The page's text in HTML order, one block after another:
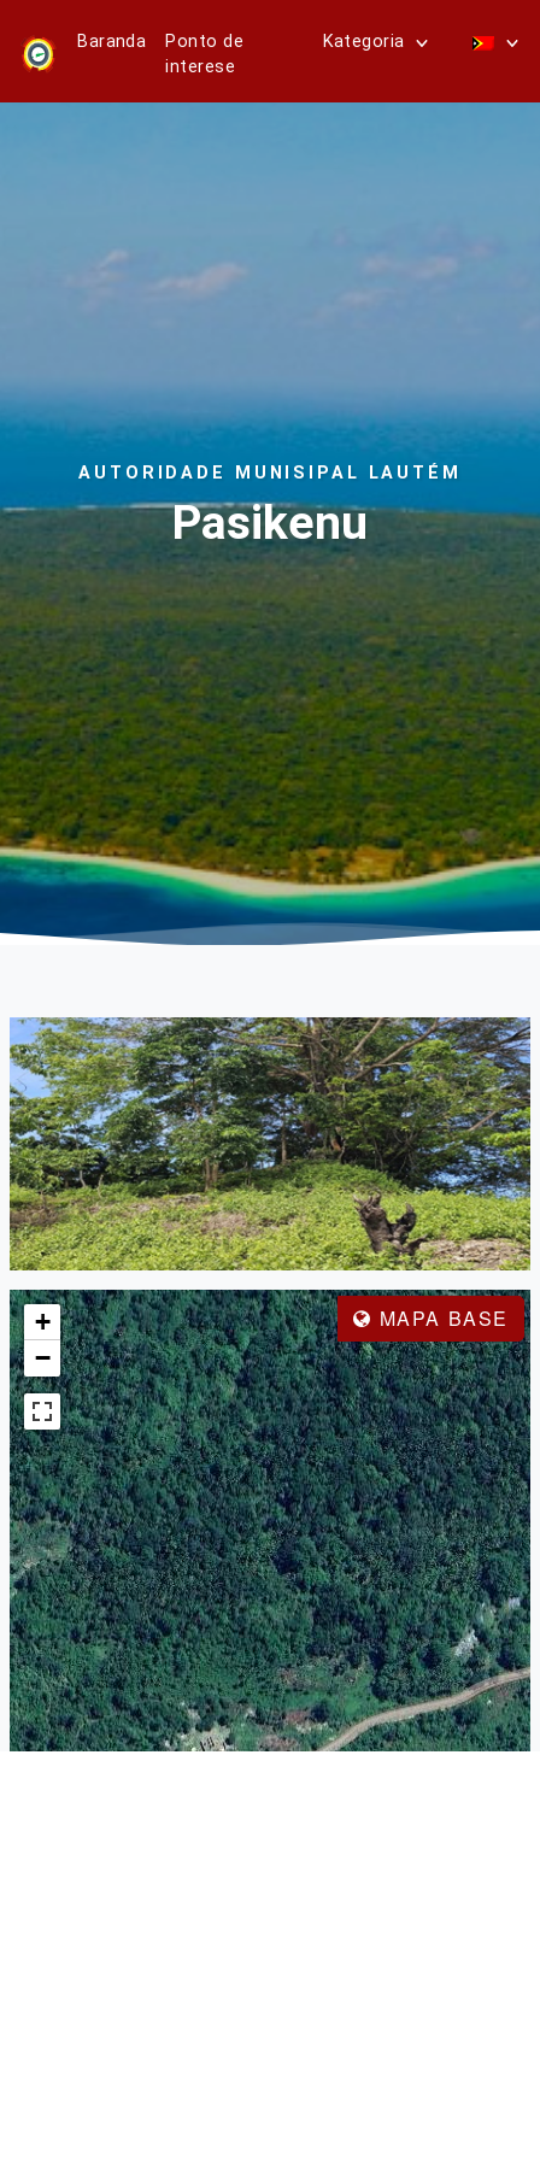
Baranda
Ponto de
interese
Kategoria
AUTORIDADE MUNISIPAL LAUTÉM
Pasikenu
MAPA BASE
+
−